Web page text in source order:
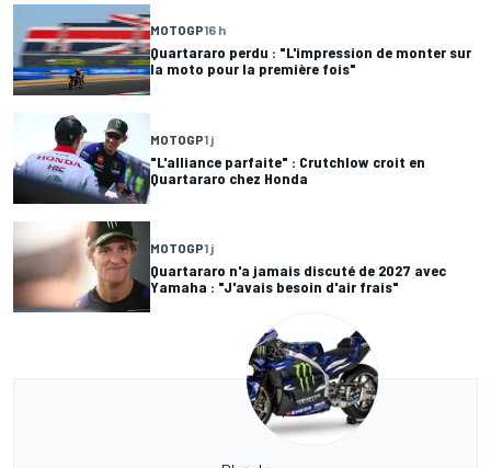
MOTOGP16 h
Quartararo perdu : "L'impression de monter sur
la moto pour la première fois"
MOTOGP1 j
"L'alliance parfaite" : Crutchlow croit en
Quartararo chez Honda
MOTOGP1 j
Quartararo n'a jamais discuté de 2027 avec
Yamaha : "J'avais besoin d'air frais"